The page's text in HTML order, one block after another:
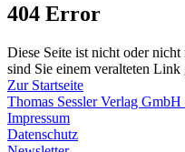
404 Error
Diese Seite ist nicht oder
sind Sie einem veralteten Link
Zur Startseite
Thomas Sessler Verlag
Impressum
Datenschutz